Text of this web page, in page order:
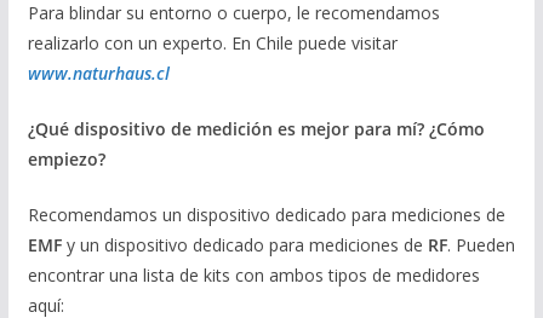
Para blindar su entorno o cuerpo, le recomendamos
realizarlo con un experto. En Chile puede visitar
www.naturhaus.cl
¿Qué dispositivo de medición es mejor para mí? ¿Cómo
empiezo?
Recomendamos un dispositivo dedicado para mediciones de
EMF y un dispositivo dedicado para mediciones de RF. Pueden
encontrar una lista de kits con ambos tipos de medidores
aquí: